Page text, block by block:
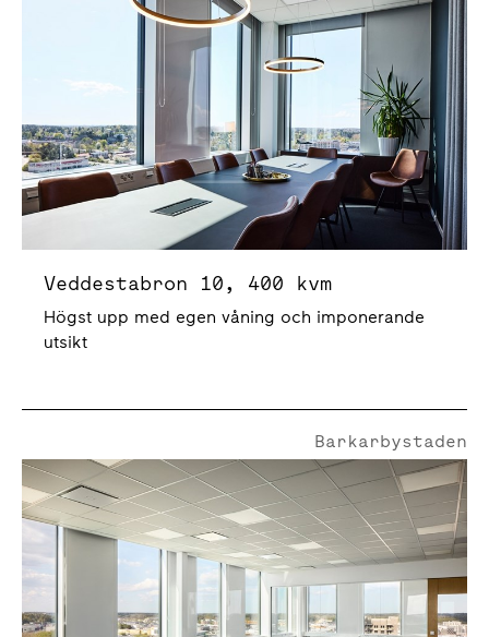
Veddestabron 10, 400 kvm
Högst upp med egen våning och imponerande
utsikt
Veddestabron 10
Barkarbystaden